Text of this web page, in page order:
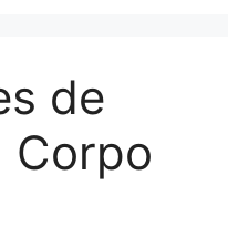
de
Corpo